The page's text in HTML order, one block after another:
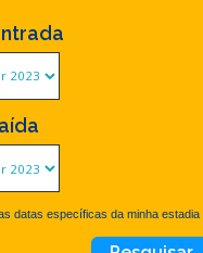
datas específicas da minha estadia